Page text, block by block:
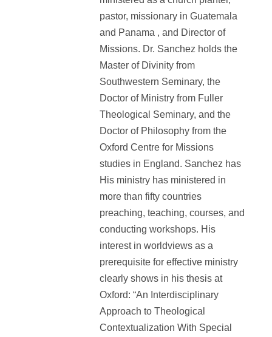
pastor, missionary in Guatemala
and Panama , and Director of
Missions. Dr. Sanchez holds the
Master of Divinity from
Southwestern Seminary, the
Doctor of Ministry from Fuller
Theological Seminary, and the
Doctor of Philosophy from the
Oxford Centre for Missions
studies in England. Sanchez has
His ministry has ministered in
more than fifty countries
preaching, teaching, courses, and
conducting workshops. His
interest in worldviews as a
prerequisite for effective ministry
clearly shows in his thesis at
Oxford: “An Interdisciplinary
Approach to Theological
Contextualization With Special